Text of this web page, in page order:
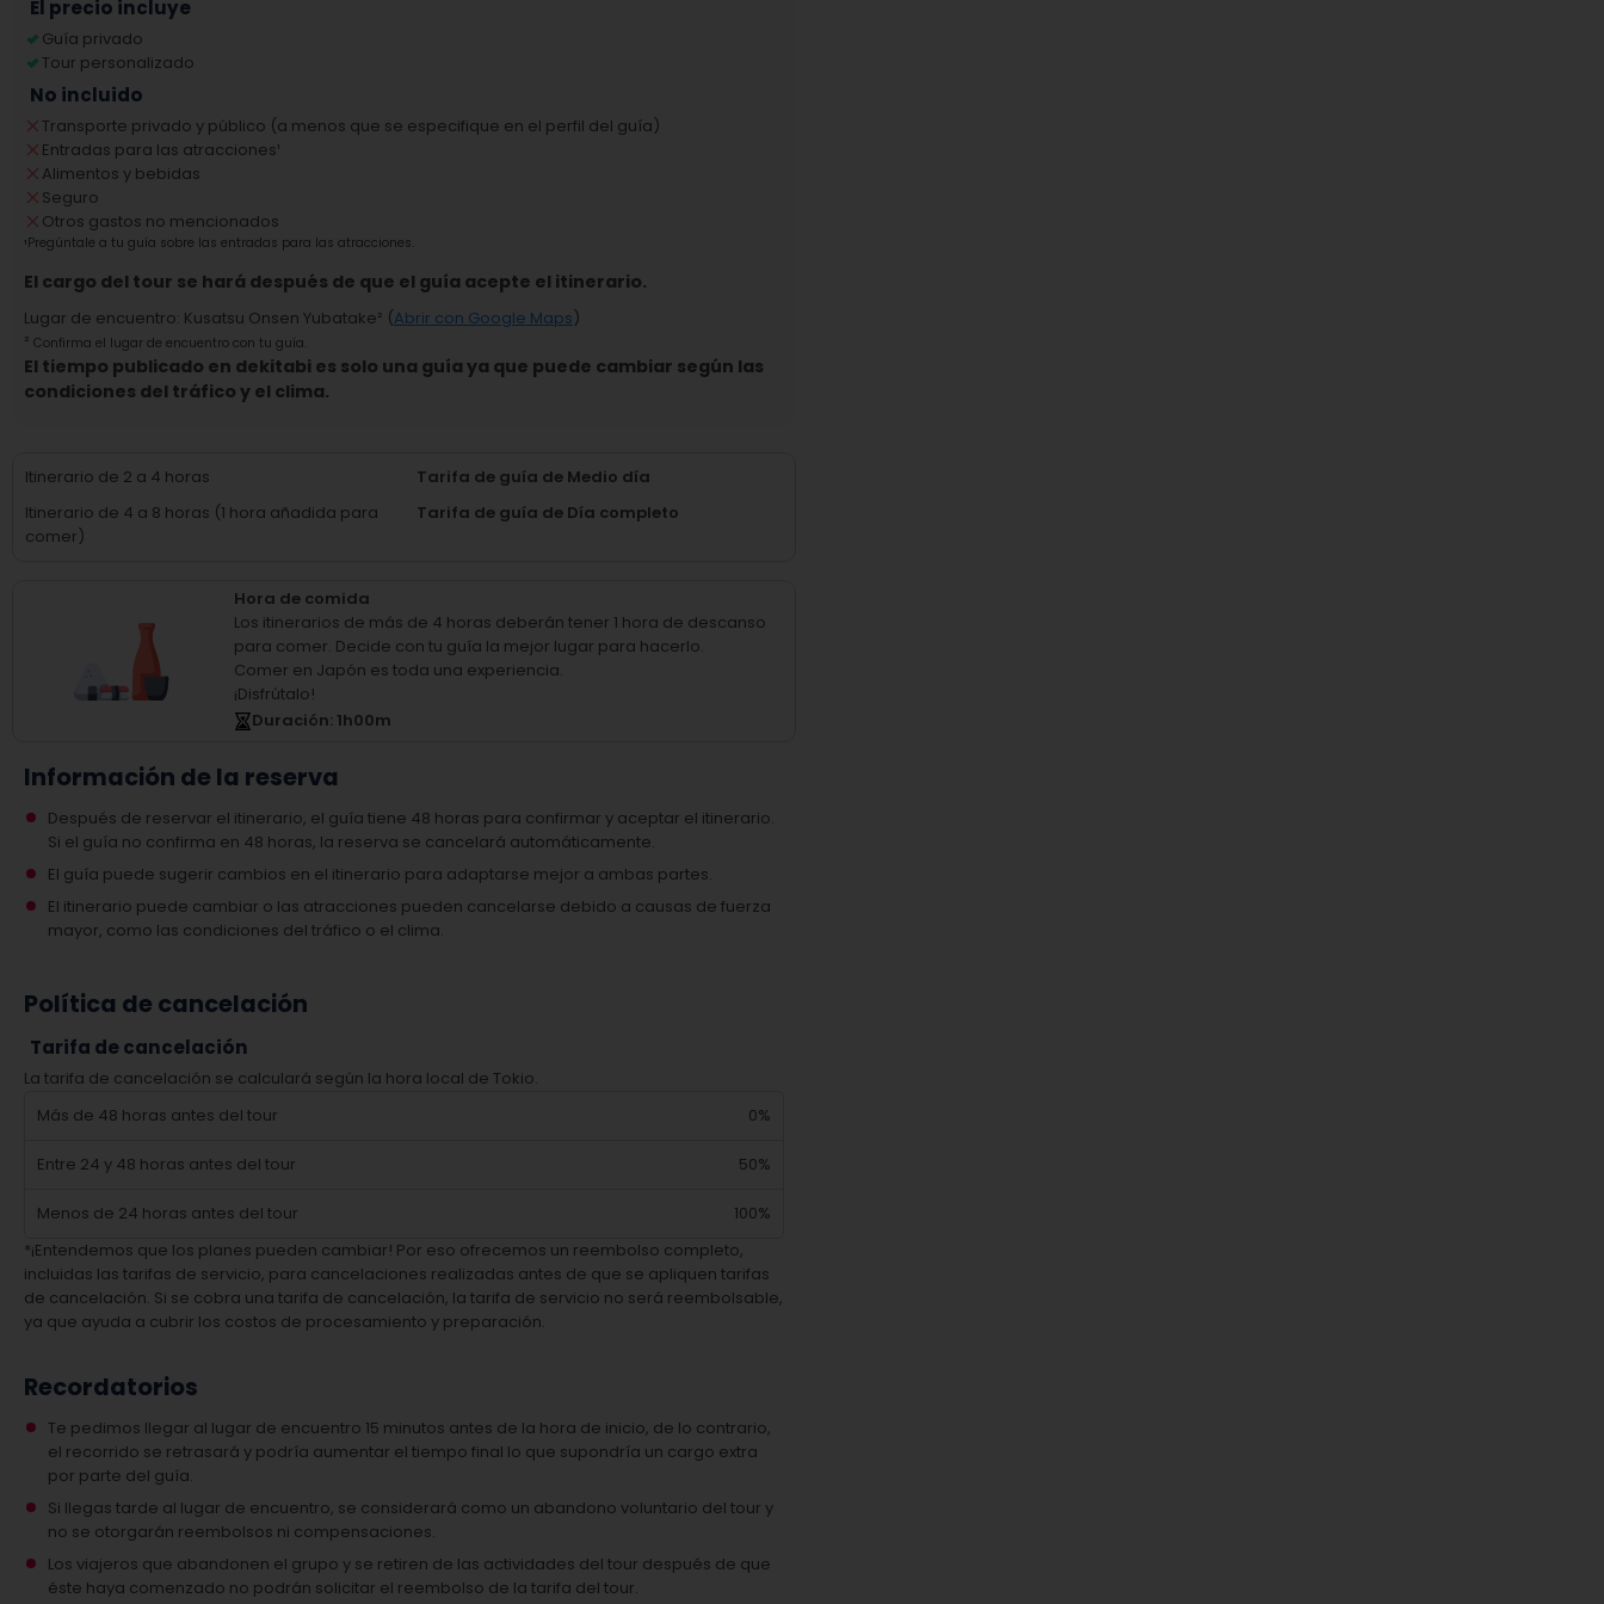
El precio incluye
Guía privado
Tour personalizado
No incluido
Transporte privado y público (a menos que se especifique en el perfil del guía)
Entradas para las atracciones¹
Alimentos y bebidas
Seguro
Otros gastos no mencionados
¹Pregúntale a tu guía sobre las entradas para las atracciones.
El cargo del tour se hará después de que el guía acepte el itinerario.
Lugar de encuentro: Kusatsu Onsen Yubatake² (Abrir con Google Maps)
² Confirma el lugar de encuentro con tu guía.
El tiempo publicado en dekitabi es solo una guía ya que puede cambiar según las
condiciones del tráfico y el clima.
Itinerario de 2 a 4 horas
Tarifa de guía de Medio día
Itinerario de 4 a 8 horas (1 hora añadida para
comer)
Tarifa de guía de Día completo
Hora de comida
Los itinerarios de más de 4 horas deberán tener 1 hora de descanso
para comer. Decide con tu guía la mejor lugar para hacerlo.
Comer en Japón es toda una experiencia.
¡Disfrútalo!
Duración: 1h00m
Información de la reserva
Después de reservar el itinerario, el guía tiene 48 horas para confirmar y aceptar el itinerario.
Si el guía no confirma en 48 horas, la reserva se cancelará automáticamente.
El guía puede sugerir cambios en el itinerario para adaptarse mejor a ambas partes.
El itinerario puede cambiar o las atracciones pueden cancelarse debido a causas de fuerza
mayor, como las condiciones del tráfico o el clima.
Política de cancelación
Tarifa de cancelación
La tarifa de cancelación se calculará según la hora local de Tokio.
Más de 48 horas antes del tour
0%
Entre 24 y 48 horas antes del tour 50%
Menos de 24 horas antes del tour
100%
*¡Entendemos que los planes pueden cambiar! Por eso ofrecemos un reembolso completo,
incluidas las tarifas de servicio, para cancelaciones realizadas antes de que se apliquen tarifas
de cancelación. Si se cobra una tarifa de cancelación, la tarifa de servicio no será reembolsable,
ya que ayuda a cubrir los costos de procesamiento y preparación.
Recordatorios
Te pedimos llegar al lugar de encuentro 15 minutos antes de la hora de inicio, de lo contrario,
el recorrido se retrasará y podría aumentar el tiempo final lo que supondría un cargo extra
por parte del guía.
Si llegas tarde al lugar de encuentro, se considerará como un abandono voluntario del tour y
no se otorgarán reembolsos ni compensaciones.
Los viajeros que abandonen el grupo y se retiren de las actividades del tour después de que
éste haya comenzado no podrán solicitar el reembolso de la tarifa del tour.